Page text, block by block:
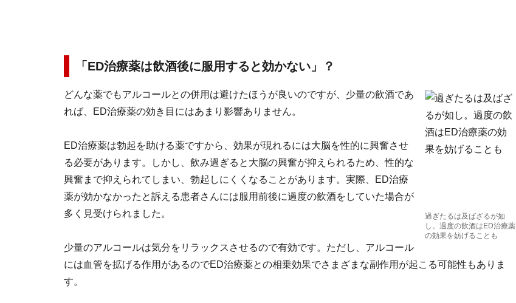
「ED治療薬は飲酒後に服用すると効かない」？
過ぎたるは及ばざるが如
し。過度の飲酒はED治療薬
の効果を妨げることも
どんな薬でもアルコールとの併用は避けたほうが良いのですが、少量の飲酒であ
れば、ED治療薬の効き目にはあまり影響ありません。
ED治療薬は勃起を助ける薬ですから、効果が現れるには大脳を性的に興奮させ
る必要があります。しかし、飲み過ぎると大脳の興奮が抑えられるため、性的な
興奮まで抑えられてしまい、勃起しにくくなることがあります。実際、ED治療
薬が効かなかったと訴える患者さんには服用前後に過度の飲酒をしていた場合が
多く見受けられました。
少量のアルコールは気分をリラックスさせるので有効です。ただし、アルコール
には血管を拡げる作用があるのでED治療薬との相乗効果でさまざまな副作用が起こる可能性もありま
す。